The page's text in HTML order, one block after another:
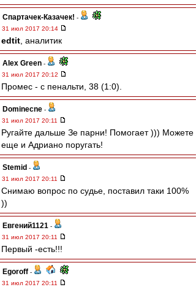
Спартачек-Казачек! -
31 июл 2017 20:14
edtit , аналитик
Alex Green -
31 июл 2017 20:12
Промес - с пенальти, 38 (1:0).
Dominecne -
31 июл 2017 20:11
Ругайте дальше Зе парни! Помогает ))) Можете
еще и Адриано поругать!
Stemid -
31 июл 2017 20:11
Снимаю вопрос по судье, поставил таки 100%
))
Евгений1121 -
31 июл 2017 20:11
Первый -есть!!!
Egoroff -
31 июл 2017 20:11